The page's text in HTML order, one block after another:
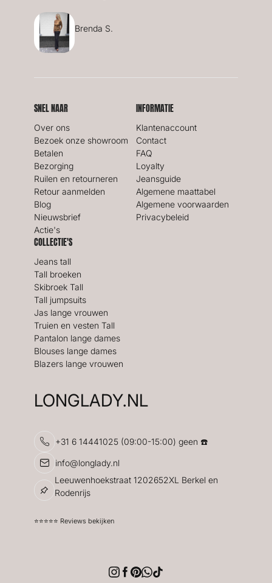
Brenda S.
SNEL NAAR
Over ons
Bezoek onze showroom
Betalen
Bezorging
Ruilen en retourneren
Retour aanmelden
Blog
Nieuwsbrief
Actie's
INFORMATIE
Klantenaccount
Contact
FAQ
Loyalty
Jeansguide
Algemene maattabel
Algemene voorwaarden
Privacybeleid
COLLECTIE'S
Jeans tall
Tall broeken
Skibroek Tall
Tall jumpsuits
Jas lange vrouwen
Truien en vesten Tall
Pantalon lange dames
Blouses lange dames
Blazers lange vrouwen
LONGLADY.NL
+31 6 14441025 (09:00-15:00) geen ☎️
info@longlady.nl
Leeuwenhoekstraat 1202652XL Berkel en
Rodenrijs
⭐️⭐️⭐️⭐️⭐️ Reviews bekijken